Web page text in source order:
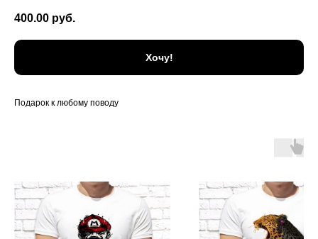
400.00 руб.
Хочу!
Подарок к любому поводу